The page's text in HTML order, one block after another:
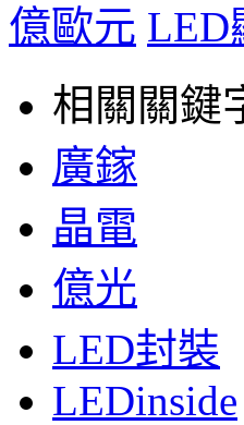
億歐元 LED
相關關鍵
廣鎵
晶電
億光
LED封裝
LEDinside